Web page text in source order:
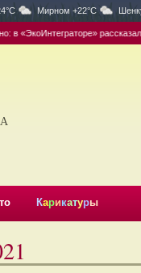
Мирном +22°C
«ЭкоИнтеграторе»
Карикатуры